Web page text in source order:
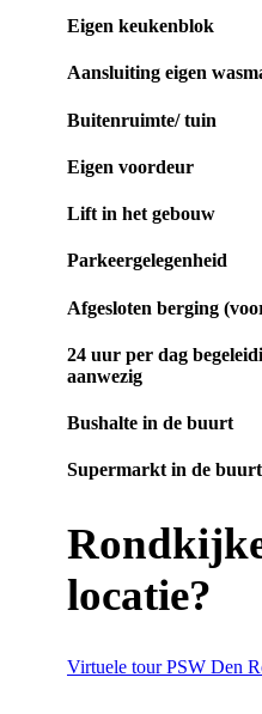
Eigen keukenblok
Aansluiting eigen
Buitenruimte/ tuin
Eigen voordeur
Lift in het gebouw
Parkeergelegenheid
Afgesloten berging
24 uur per dag
aanwezig
Bushalte in de buurt
Supermarkt in de buurt
locatie?
Virtuele tour PSW Den